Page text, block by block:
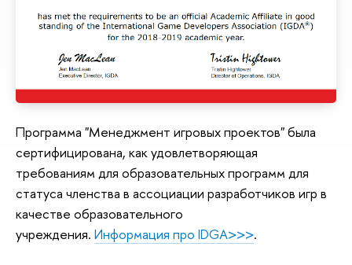
Программа "Менеджмент игровых проектов" была
сертифицирована, как удовлетворяющая
требованиям для образовательных программ для
статуса членства в ассоциации разработчиков игр в
качестве образовательного
учреждения. Информация про IDGA>>>.